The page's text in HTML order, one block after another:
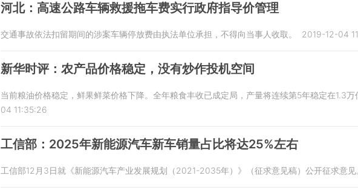
河北：高速公路车辆救援拖车费实行政府指导价管理
交通事故依法扣留期间的涉案车辆停放费由执法单位承担，不得向当事人收取。 2019-12-04
新华时评：农产品价格稳定，没有炒作投机空间
当前粮油价格稳定，鲜果鲜菜价格下降。全年粮食丰收已成定局，产量将连续第5年稳定在1.3万
04 11:35:26
工信部：2025年新能源汽车新车销量占比将达25%左右
工信部12月3日就《新能源汽车产业发展规划（2021-2035年）》（征求意见稿）公开征求意见